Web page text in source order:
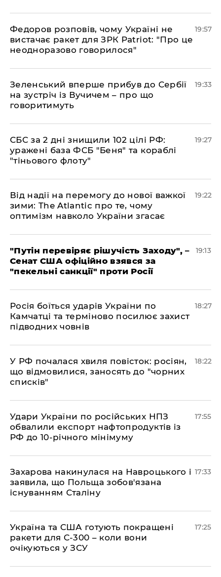
​Федоров розповів, чому Україні не
вистачає ракет для ЗРК Patriot: "Про це
неодноразово говорилося"
19:57
​Зеленський вперше прибув до Сербії
на зустріч із Вучичем – про що
говоритимуть
19:33
​СБС за 2 дні знищили 102 цілі РФ:
уражені база ФСБ "Беня" та кораблі
"тіньового флоту"
19:27
​Від надії на перемогу до нової важкої
зими: The Atlantic про те, чому
оптимізм навколо України згасає
19:22
​"Путін перевіряє рішучість Заходу", –
Сенат США офіційно взявся за
"пекельні санкції" проти Росії
19:13
​Росія боїться ударів України по
Камчатці та терміново посилює захист
підводних човнів
18:27
​У РФ почалася хвиля повісток: росіян,
що відмовилися, заносять до "чорних
списків"
18:22
​Удари України по російських НПЗ
обвалили експорт нафтопродуктів із
РФ до 10-річного мінімуму
17:55
​Захарова накинулася на Навроцького і
заявила, що Польща зобов'язана
існуванням Сталіну
17:33
​Україна та США готують покращені
ракети для С-300 – коли вони
очікуються у ЗСУ
17:25